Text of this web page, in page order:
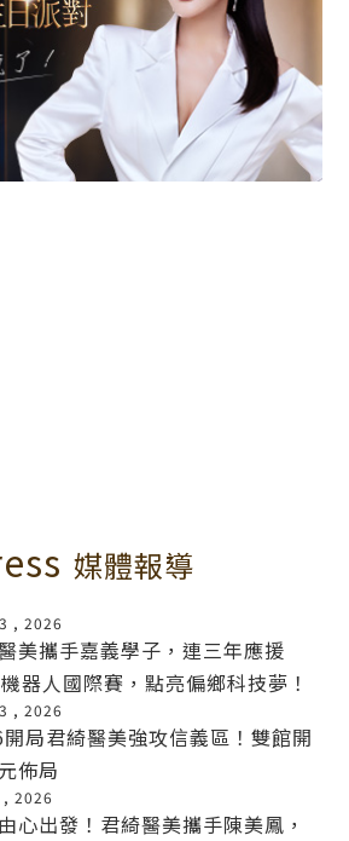
媒體報導
, 2026
美攜手嘉義學子，連三年應援
器人國際賽，點亮偏鄉科技夢！
, 2026
局君綺醫美強攻信義區！雙館開
佈局
2026
心出發！君綺醫美攜手陳美鳳，